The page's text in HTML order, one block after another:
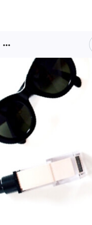
more_horiz